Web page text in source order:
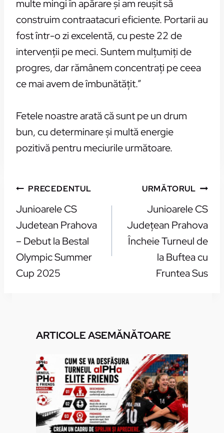
multe mingi în apărare și am reușit să
construim contraatacuri eficiente. Portarii au
fost într-o zi excelentă, cu peste 22 de
intervenții pe meci. Suntem mulțumiți de
progres, dar rămânem concentrați pe ceea
ce mai avem de îmbunătățit.”
Fetele noastre arată că sunt pe un drum
bun, cu determinare și multă energie
pozitivă pentru meciurile următoare.
NAVIGARE
ARTICOLE
PRECEDENTUL
Junioarele CS
Judetean Prahova
– Debut la Bestal
Olympic Summer
Cup 2025
URMĂTORUL
Junioarele CS
Județean Prahova
Încheie Turneul de
la Buftea cu
Fruntea Sus
ARTICOLE ASEMĂNĂTOARE